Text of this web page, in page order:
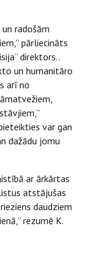
radošām
pārliecināts
direktors..
un humanitāro
arī no
var gan
dažādu jomu
ar ārkārtas
atstājušas
daudziem
rezumē K.